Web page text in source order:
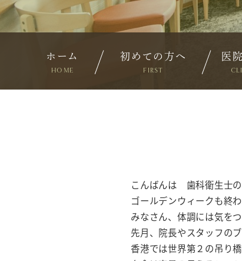
ホーム
HOME
初めての方へ
FIRST
医
こんばんは 歯科衛生士
ゴールデンウィークも終
みなさん、体調には気を
先月、院長やスタッフの
香港では世界第２の吊り